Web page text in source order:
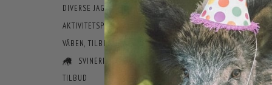
DIVERSE JAGTUDSTYR
AKTIVITETSPLADS
VÅBEN, TILBEHØR OG AMMUNITION
SVINERIET
TILBUD